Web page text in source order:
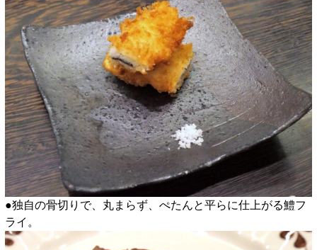
●独自の骨切りで、丸まらず、ぺたんと平らに仕上がる鱧フ
ライ。